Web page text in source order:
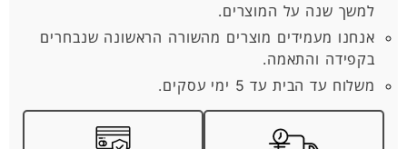
למשך שנה על המוצרים.
אנחנו מעמידים מוצרים מהשורה הראשונה שנבחרים
בקפידה והתאמה.
משלוח עד הבית עד 5 ימי עסקים.